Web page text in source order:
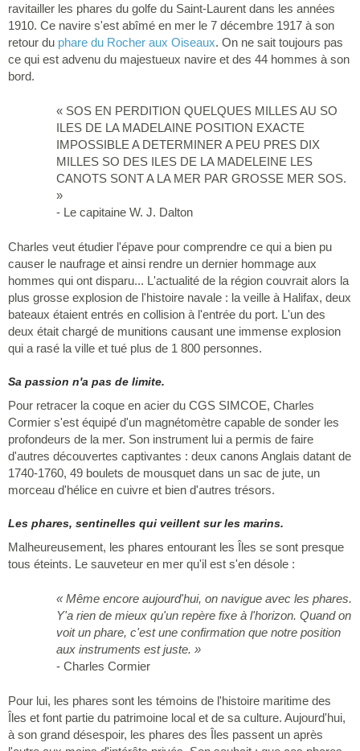
ravitailler les phares du golfe du Saint-Laurent dans les années
1910. Ce navire s'est abîmé en mer le 7 décembre 1917 à son
retour du phare du Rocher aux Oiseaux. On ne sait toujours pas
ce qui est advenu du majestueux navire et des 44 hommes à son
bord.
« SOS EN PERDITION QUELQUES MILLES AU SO
ILES DE LA MADELAINE POSITION EXACTE
IMPOSSIBLE A DETERMINER A PEU PRES DIX
MILLES SO DES ILES DE LA MADELEINE LES
CANOTS SONT A LA MER PAR GROSSE MER SOS.
»
- Le capitaine W. J. Dalton
Charles veut étudier l'épave pour comprendre ce qui a bien pu
causer le naufrage et ainsi rendre un dernier hommage aux
hommes qui ont disparu... L'actualité de la région couvrait alors la
plus grosse explosion de l'histoire navale : la veille à Halifax, deux
bateaux étaient entrés en collision à l'entrée du port. L'un des
deux était chargé de munitions causant une immense explosion
qui a rasé la ville et tué plus de 1 800 personnes.
Sa passion n'a pas de limite.
Pour retracer la coque en acier du CGS SIMCOE, Charles
Cormier s'est équipé d'un magnétomètre capable de sonder les
profondeurs de la mer. Son instrument lui a permis de faire
d'autres découvertes captivantes : deux canons Anglais datant de
1740-1760, 49 boulets de mousquet dans un sac de jute, un
morceau d'hélice en cuivre et bien d'autres trésors.
Les phares, sentinelles qui veillent sur les marins.
Malheureusement, les phares entourant les Îles se sont presque
tous éteints. Le sauveteur en mer qu'il est s'en désole :
« Même encore aujourd'hui, on navigue avec les phares.
Y'a rien de mieux qu'un repère fixe à l'horizon. Quand on
voit un phare, c'est une confirmation que notre position
aux instruments est juste. »
- Charles Cormier
Pour lui, les phares sont les témoins de l'histoire maritime des
Îles et font partie du patrimoine local et de sa culture. Aujourd'hui,
à son grand désespoir, les phares des Îles passent un après